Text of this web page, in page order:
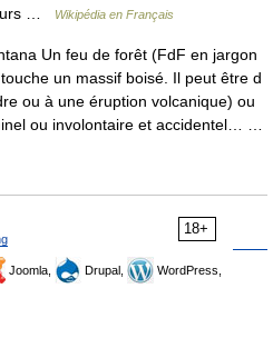
…
Wikipédia en Français
Un feu de forêt (FdF en jargon
un massif boisé. Il peut être d
ou à une éruption volcanique) ou
ou involontaire et accidentel… …
18+
Joomla, Drupal,
WordPress,